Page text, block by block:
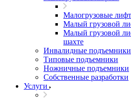
Малогрузовые
Малый грузовой
Малый грузовой
шахте
Инвалидные подъемники
Типовые подъемники
Ножничные подъемники
Собственные разработки
Услуги